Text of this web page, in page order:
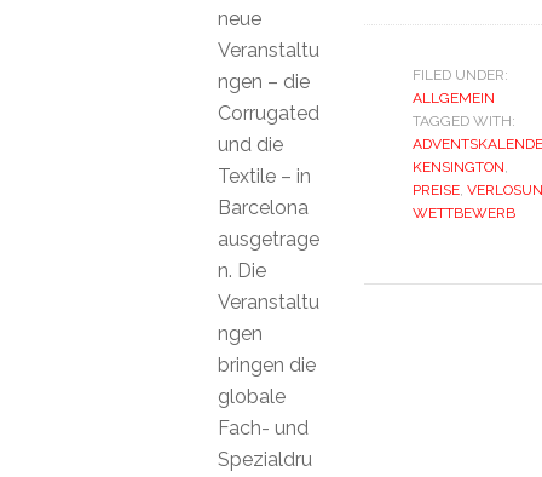
FILED UNDER:
ALLGEMEIN
TAGGED WITH:
KENSINGTON,
PREISE,
WETTBEWERB
neue
Veranstaltu
ngen – die
Corrugated
und die
Textile – in
Barcelona
ausgetrage
n. Die
Veranstaltu
ngen
bringen die
globale
Fach- und
Spezialdru